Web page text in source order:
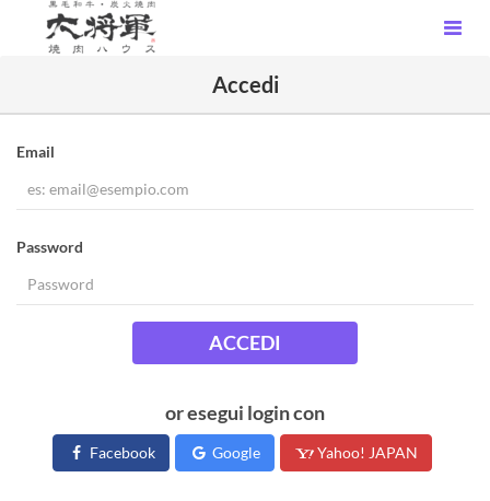
Accedi
Email
Password
ACCEDI
or esegui login con
Facebook Google Yahoo! JAPAN